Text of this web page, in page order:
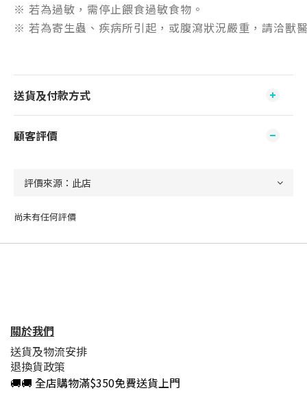
※ 若為過敏，需停止餵食過敏食物。
※ 若為寄生蟲、疾病所引起，或腹瀉狀況嚴重，請洽獸
送貨及付款方式
顧客評價
尚未有任何評價
關於我們
送貨及物流安排
退換貨政策
🚚🚚 全店購物滿$350免費送貨上門